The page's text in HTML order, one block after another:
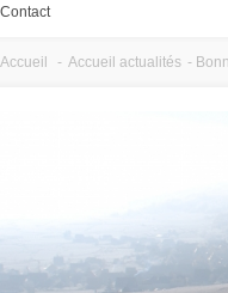
Contact
Accueil - Accueil actualités -